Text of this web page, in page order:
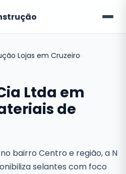
›Lojas em Cruzeiro›
Ltda em
de
bairro Centro e região, a N
selantes com foco